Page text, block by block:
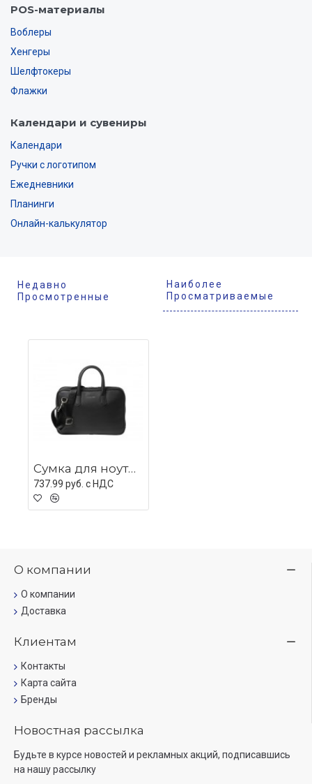
POS-материалы
Воблеры
Хенгеры
Шелфтокеры
Флажки
Календари и сувениры
Календари
Ручки с логотипом
Ежедневники
Планинги
Онлайн-калькулятор
Недавно
Просмотренные
Наиболее
Просматриваемые
Сумка для ноутбука Zoom Black
737.99 руб. c НДС
О компании
О компании
Доставка
Клиентам
Контакты
Карта сайта
Бренды
Новостная рассылка
Будьте в курсе новостей и рекламных акций, подписавшись
на нашу рассылку